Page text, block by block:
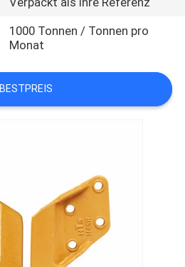
1000 Tonnen / Tonnen pro
Monat
BESTPREIS